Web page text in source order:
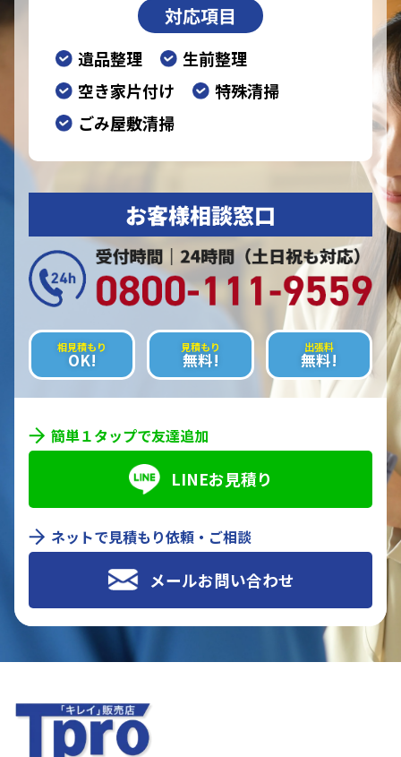
対応項目
遺品整理
生前整理
空き家片付け
特殊清掃
ごみ屋敷清掃
お客様相談窓口
相見積もり
OK!
見積もり
無料!
出張料
無料!
簡単１タップで友達追加
LINEお見積り
ネットで見積もり依頼・ご相談
メールお問い合わせ